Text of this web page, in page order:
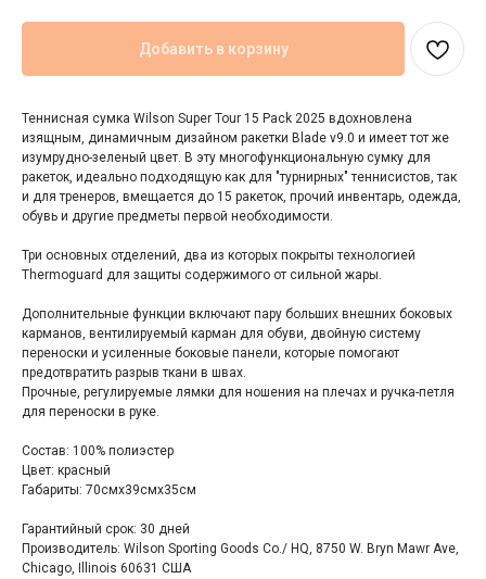
Добавить в корзину
Теннисная сумка Wilson Super Tour 15 Pack 2025 вдохновлена
изящным, динамичным дизайном ракетки Blade v9.0 и имеет тот же
изумрудно-зеленый цвет. В эту многофункциональную сумку для
ракеток, идеально подходящую как для "турнирных" теннисистов, так
и для тренеров, вмещается до 15 ракеток, прочий инвентарь, одежда,
обувь и другие предметы первой необходимости.
Три основных отделений, два из которых покрыты технологией
Thermoguard для защиты содержимого от сильной жары.
Дополнительные функции включают пару больших внешних боковых
карманов, вентилируемый карман для обуви, двойную систему
переноски и усиленные боковые панели, которые помогают
предотвратить разрыв ткани в швах.
Прочные, регулируемые лямки для ношения на плечах и ручка-петля
для переноски в руке.
Состав: 100% полиэстер
Цвет: красный
Габариты: 70смx39смx35см
Гарантийный срок: 30 дней
Производитель: Wilson Sporting Goods Co./ HQ, 8750 W. Bryn Mawr Ave,
Chicago, Illinois 60631 США